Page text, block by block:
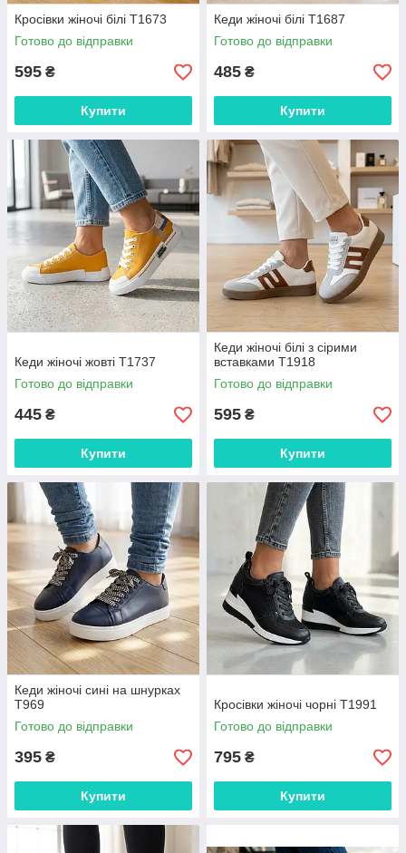
Кросівки жіночі білі Т1673
Готово до відправки
595 ₴
Купити
Кеди жіночі білі Т1687
Готово до відправки
485 ₴
Купити
Кеди жіночі жовті Т1737
Готово до відправки
445 ₴
Купити
Кеди жіночі білі з сірими
вставками Т1918
Готово до відправки
595 ₴
Купити
Кеди жіночі сині на шнурках
Т969
Готово до відправки
395 ₴
Купити
Кросівки жіночі чорні Т1991
Готово до відправки
795 ₴
Купити